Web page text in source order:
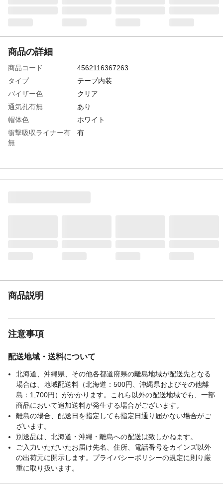
商品の詳細
商品コード
4562116367263
タイプ
テープ内装
バイザー色
クリア
通気孔有無
あり
帽体色
ホワイト
衝撃吸収ライナー有
無
有
シールド色
クリア
墜落時保護用
〇
商品説明
注意事項
配送地域・送料について
北海道、沖縄県、その他各都道府県の離島地域が配送先となる
場合は、地域配送料（北海道：500円、沖縄県およびその他離
島：1,700円）がかかります。これら以外の配送地域でも、一部
商品において追加送料が発生する場合がございます。
離島の場合、配送日を指定しても指定日通り届かない場合がご
ざいます。
別送品は、北海道・沖縄・離島への配送は致しかねます。
ご入力いただいたお届け先名、住所、電話番号をカインズ以外
の出荷元に開示します。プライバシーポリシーの規定に則り厳
重に取り扱います。